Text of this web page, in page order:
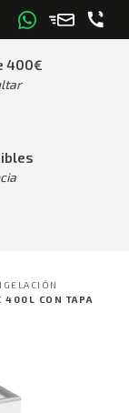
400€
400L CON TAPA